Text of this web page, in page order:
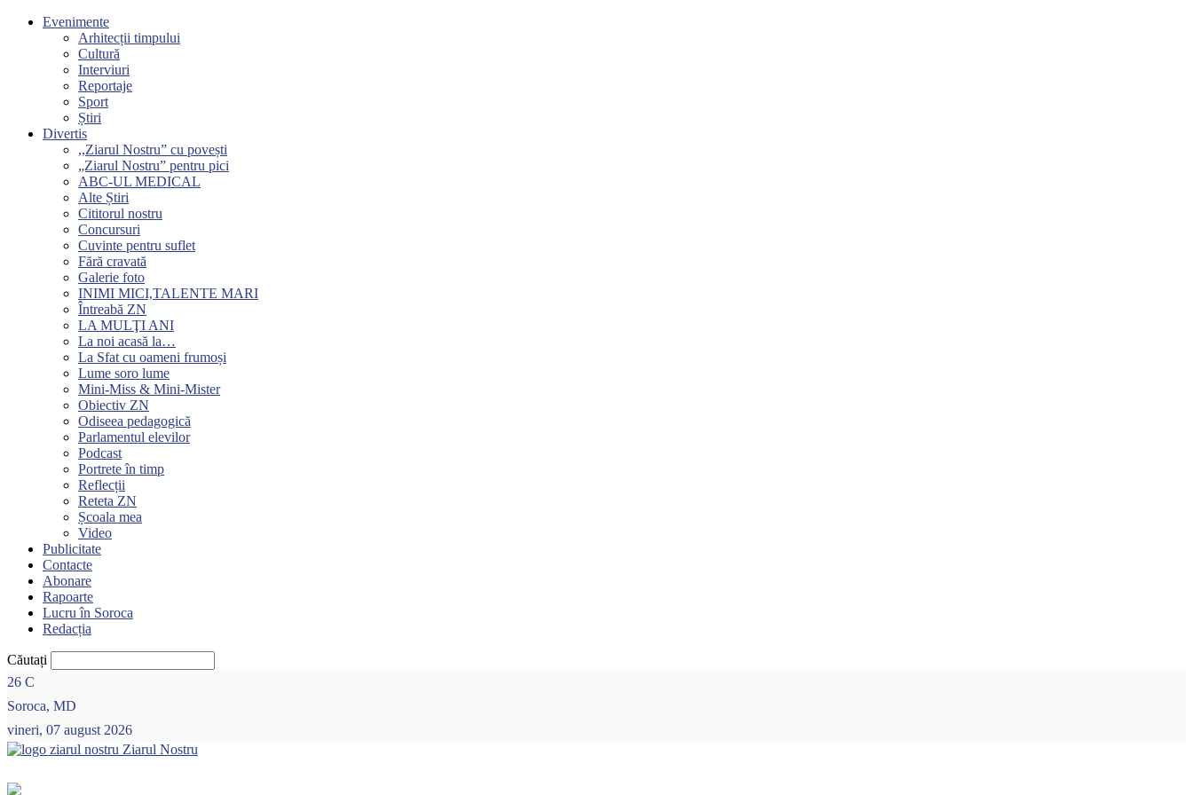
Evenimente
Arhitecții timpului
Cultură
Interviuri
Reportaje
Sport
Știri
Divertis
,,Ziarul Nostru” cu povești
„Ziarul Nostru” pentru pici
ABC-UL MEDICAL
Alte Știri
Cititorul nostru
Concursuri
Cuvinte pentru suflet
Fără cravată
Galerie foto
INIMI MICI,TALENTE MARI
Întreabă ZN
LA MULŢI ANI
La noi acasă la…
La Sfat cu oameni frumoși
Lume soro lume
Mini-Miss & Mini-Mister
Obiectiv ZN
Odiseea pedagogică
Parlamentul elevilor
Podcast
Portrete în timp
Reflecții
Reteta ZN
Școala mea
Video
Publicitate
Contacte
Abonare
Rapoarte
Lucru în Soroca
Redacția
Căutați
26 C
Soroca, MD
vineri, 07 august 2026
Ziarul Nostru